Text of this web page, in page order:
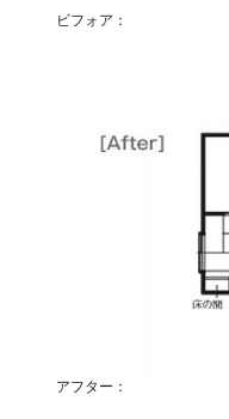
ビフォア：
アフター：